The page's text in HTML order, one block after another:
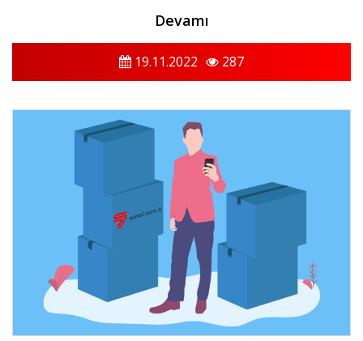
Devamı
19.11.2022 287